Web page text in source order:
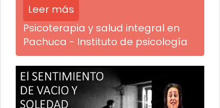
Leer más
Psicoterapia y salud integral en
Pachuca - Instituto de psicología